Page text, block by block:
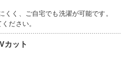
く、ご自宅でも洗濯が可能です。
ださい。
カット